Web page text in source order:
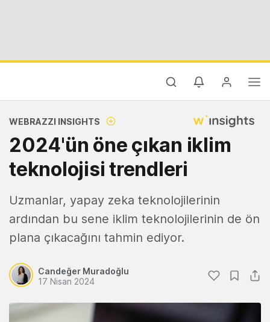
WEBRAZZI INSIGHTS
2024'ün öne çıkan iklim
teknolojisi trendleri
Uzmanlar, yapay zeka teknolojilerinin
ardından bu sene iklim teknolojilerinin de ön
plana çıkacağını tahmin ediyor.
Candeğer Muradoğlu
17 Nisan 2024